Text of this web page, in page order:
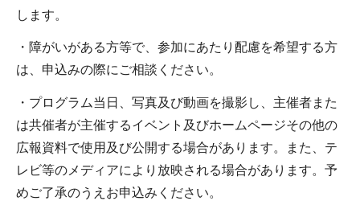
します。
・障がいがある方等で、参加にあたり配慮を希望する方
は、申込みの際にご相談ください。
・プログラム当日、写真及び動画を撮影し、主催者また
は共催者が主催するイベント及びホームページその他の
広報資料で使用及び公開する場合があります。また、テ
レビ等のメディアにより放映される場合があります。予
めご了承のうえお申込みください。